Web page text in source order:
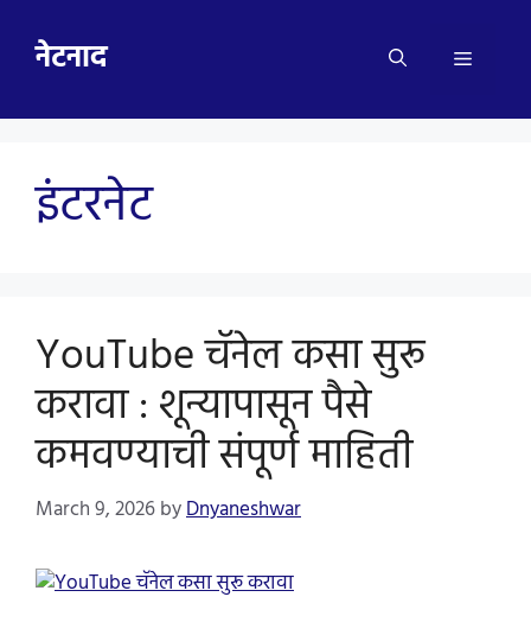
contentनेटनाद Menu
इंटरनेट
YouTube चॅनेल कसा सुरू
करावा : शून्यापासून पैसे
कमवण्याची संपूर्ण माहिती
March 9, 2026byDnyaneshwar